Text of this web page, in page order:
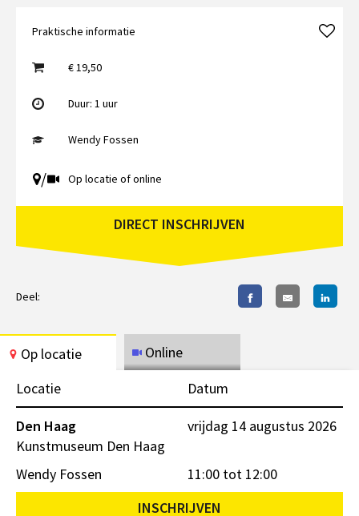
Praktische informatie
€ 19,50
Duur: 1 uur
Wendy Fossen
/ Op locatie of online
DIRECT INSCHRIJVEN
Deel:
Op locatie
Online
Locatie
Datum
Den Haag
Kunstmuseum Den Haag
vrijdag 14 augustus 2026
11:00 tot 12:00
Wendy Fossen
INSCHRIJVEN